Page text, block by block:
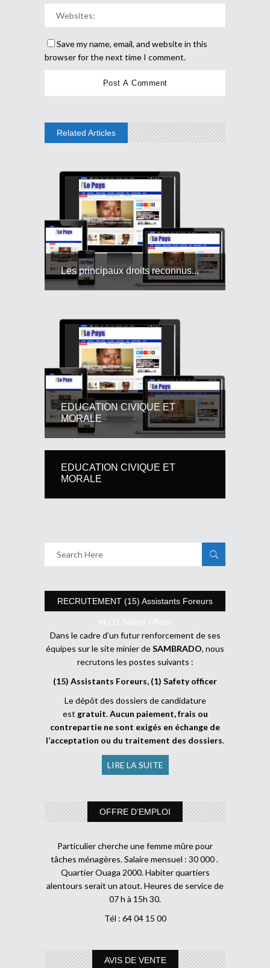
Save my name, email, and website in this
browser for the next time I comment.
Related Articles
Les principaux droits reconnus...
EDUCATION CIVIQUE ET
MORALE
EDUCATION CIVIQUE ET
MORALE
RECRUTEMENT (15) Assistants Foreurs
et (1) Safety officer
Dans le cadre d’un futur renforcement de ses
équipes sur le site minier deSAMBRADO, nous
recrutons les postes suivants :
(15) Assistants Foreurs, (1) Safety officer
Le dépôt des dossiers de candidature
est gratuit.Aucun paiement, frais ou
contrepartie ne sont exigés en échange de
l’acceptation ou du traitement des dossiers.
LIRE LA SUITE
OFFRE D’EMPLOI
Particulier cherche une femme mûre pour
tâches ménagères. Salaire mensuel : 30 000 .
Quartier Ouaga 2000. Habiter quartiers
alentours serait un atout. Heures de service de
07 h à 15h 30.
Tél : 64 04 15 00
AVIS DE VENTE